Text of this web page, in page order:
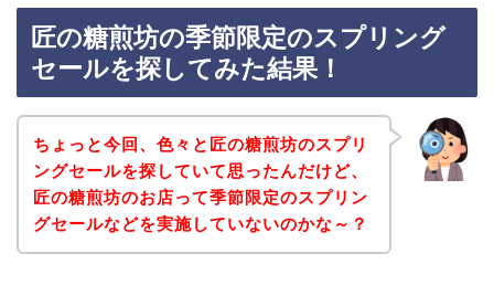
匠の糖煎坊の季節限定のスプリング
セールを探してみた結果！
ちょっと今回、色々と匠の糖煎坊のスプリ
ングセールを探していて思ったんだけど、
匠の糖煎坊のお店って季節限定のスプリン
グセールなどを実施していないのかな～？